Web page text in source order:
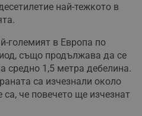
най-тежкото в
големият в Европа по
също продължава да се
средно 1,5 метра дебелина.
са изчезнали около
са, че повечето ще изчезнат